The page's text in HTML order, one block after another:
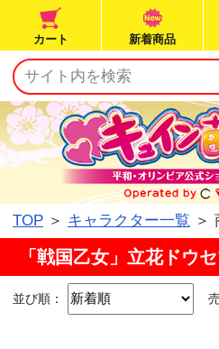
カート 新
＞キャラクタ